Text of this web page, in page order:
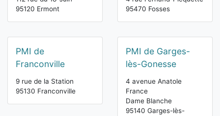
95120 Ermont
95470 Fosses
PMI de
Franconville
9 rue de la Station
95130 Franconville
PMI de Garges-
lès-Gonesse
4 avenue Anatole
France
Dame Blanche
95140 Garges-lès-